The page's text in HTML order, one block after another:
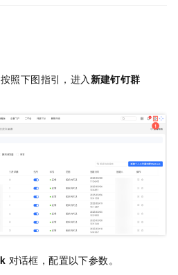
照下图指引，进入 新建钉钉群
对话框，配置以下参数。